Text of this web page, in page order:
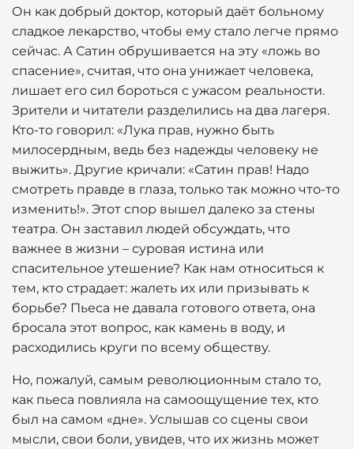
Он как добрый доктор, который даёт больному
сладкое лекарство, чтобы ему стало легче прямо
сейчас. А Сатин обрушивается на эту «ложь во
спасение», считая, что она унижает человека,
лишает его сил бороться с ужасом реальности.
Зрители и читатели разделились на два лагеря.
Кто-то говорил: «Лука прав, нужно быть
милосердным, ведь без надежды человеку не
выжить». Другие кричали: «Сатин прав! Надо
смотреть правде в глаза, только так можно что-то
изменить!». Этот спор вышел далеко за стены
театра. Он заставил людей обсуждать, что
важнее в жизни – суровая истина или
спасительное утешение? Как нам относиться к
тем, кто страдает: жалеть их или призывать к
борьбе? Пьеса не давала готового ответа, она
бросала этот вопрос, как камень в воду, и
расходились круги по всему обществу.
Но, пожалуй, самым революционным стало то,
как пьеса повлияла на самоощущение тех, кто
был на самом «дне». Услышав со сцены свои
мысли, свои боли, увидев, что их жизнь может